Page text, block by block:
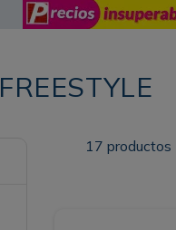
FREESTYLE
17 productos